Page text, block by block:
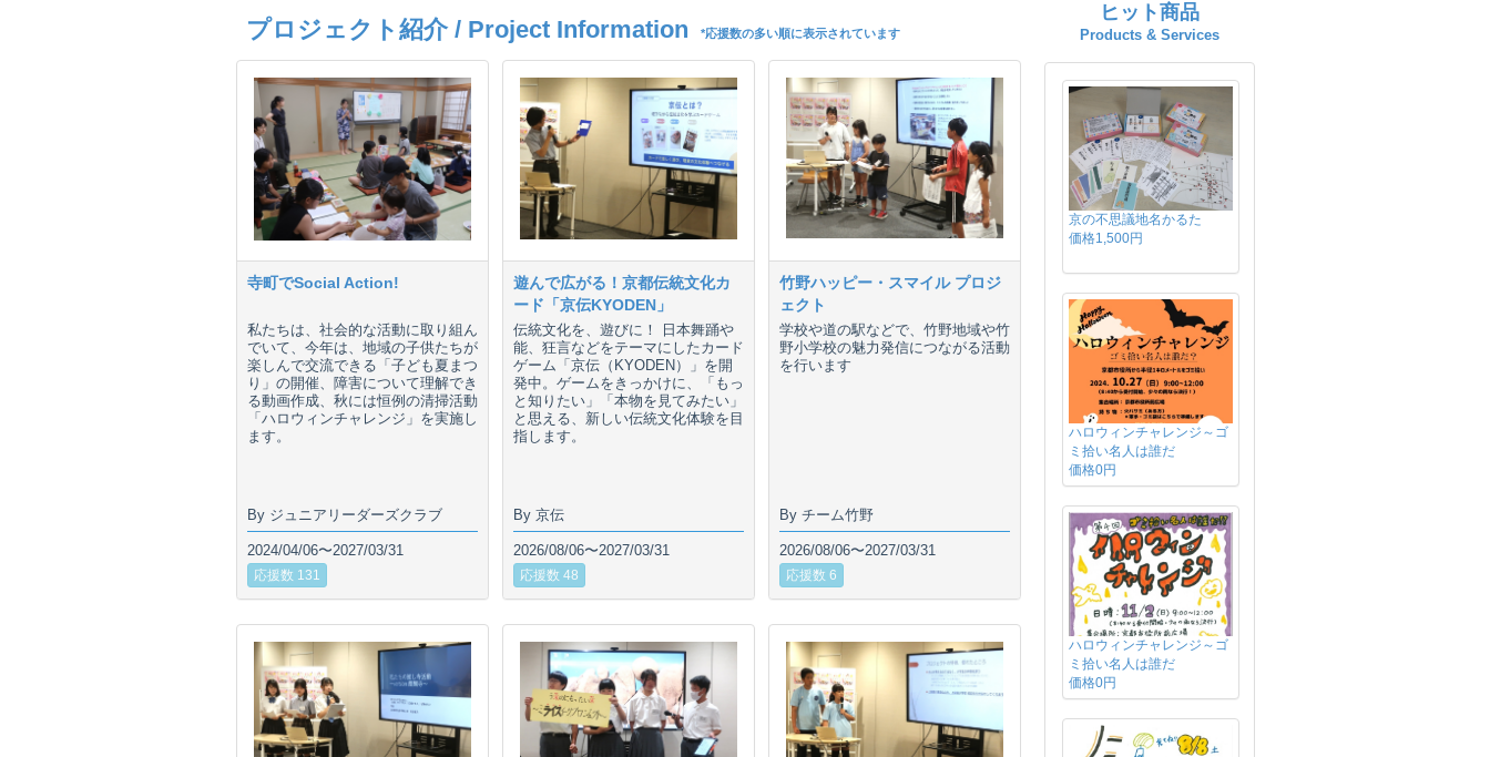
プロジェクト紹介 / Project Information *応援数の多い順に表示されています
寺町でSocial Action!
私たちは、社会的な活動に取り組ん
でいて、今年は、地域の子供たちが
楽しんで交流できる「子ども夏まつ
り」の開催、障害について理解でき
る動画作成、秋には恒例の清掃活動
「ハロウィンチャレンジ」を実施し
ます。
By ジュニアリーダーズクラブ
2024/04/06〜2027/03/31
応援数 131
遊んで広がる！京都伝統文化カ
ード「京伝KYODEN」
伝統文化を、遊びに！ 日本舞踊や
能、狂言などをテーマにしたカード
ゲーム「京伝（KYODEN）」を開
発中。ゲームをきっかけに、「もっ
と知りたい」「本物を見てみたい」
と思える、新しい伝統文化体験を目
指します。
By 京伝
2026/08/06〜2027/03/31
応援数 48
竹野ハッピー・スマイル プロジ
ェクト
学校や道の駅などで、竹野地域や竹
野小学校の魅力発信につながる活動
を行います
By チーム竹野
2026/08/06〜2027/03/31
応援数 6
ヒット商品
Products & Services
京の不思議地名かるた
価格1,500円
ハロウィンチャレンジ～ゴ
ミ拾い名人は誰だ
価格0円
ハロウィンチャレンジ～ゴ
ミ拾い名人は誰だ
価格0円